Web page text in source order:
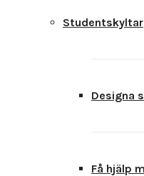
Studentskyltar
Designa
Få hjälp